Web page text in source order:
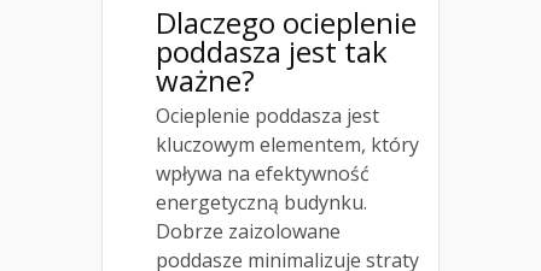
Dlaczego ocieplenie
poddasza jest tak
ważne?
Ocieplenie poddasza jest
kluczowym elementem, który
wpływa na efektywność
energetyczną budynku.
Dobrze zaizolowane
poddasze minimalizuje straty